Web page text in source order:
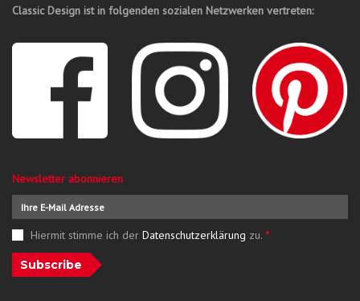
Classic Design ist in folgenden sozialen Netzwerken vertreten:
Newsletter abonnieren
Hiermit stimme ich der Datenschutzerklärung zu. *
Subscribe